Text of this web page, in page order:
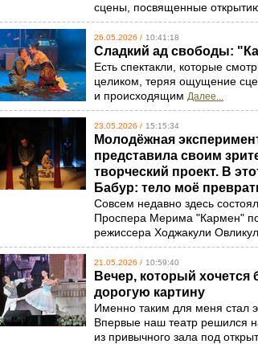
сцены, посвященные
26.05.2026 / 10:41:18
Сладкий ад свободы:
Есть спектакли, которые
целиком, теряя ощущение
и происходящим Далее...
23.05.2026 / 15:15:34
Молодёжная
представила своим
творческий проект. В
Бабур: тело моё
Совсем недавно здесь
Проспера Мерима "Кармен"
режиссера Ходжакули
21.05.2026 / 10:59:40
Вечер, который хочется
дорогую картину
Именно таким для меня стал
Впервые наш театр решился
из привычного зала под